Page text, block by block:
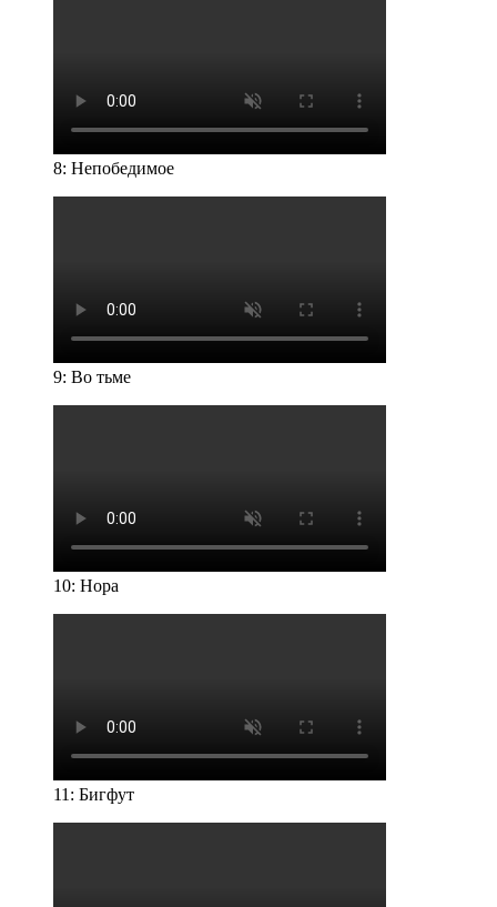
8: Непобедимое
9: Во тьме
10: Нора
11: Бигфут